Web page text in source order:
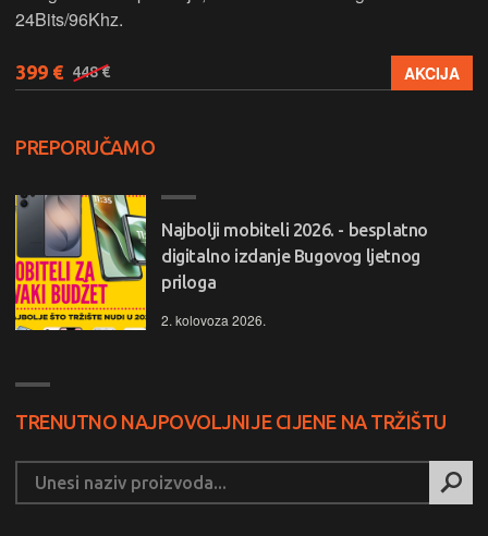
24Bits/96Khz.
399 € 448 € AKCIJA
PREPORUČAMO
Najbolji mobiteli 2026. - besplatno
digitalno izdanje Bugovog ljetnog
priloga
2. kolovoza 2026.
TRENUTNO NAJPOVOLJNIJE CIJENE NA TRŽIŠTU